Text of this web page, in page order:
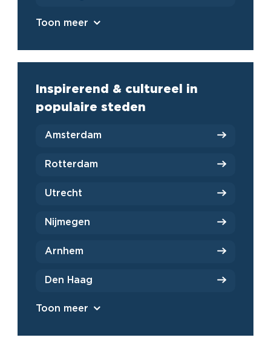
Toon meer
Inspirerend & cultureel in
populaire steden
Amsterdam
Rotterdam
Utrecht
Nijmegen
Arnhem
Den Haag
Toon meer